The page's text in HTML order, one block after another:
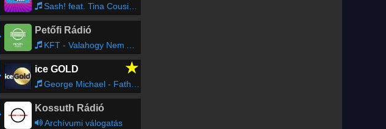
Sash! feat. Tina Cousins - Mysterious Times
Petőfi Rádió
KFT - Valahogy Nem Az Én Napom
ice GOLD ★
George Michael - Father Figure
Kossuth Rádió
Archívumi válogatás